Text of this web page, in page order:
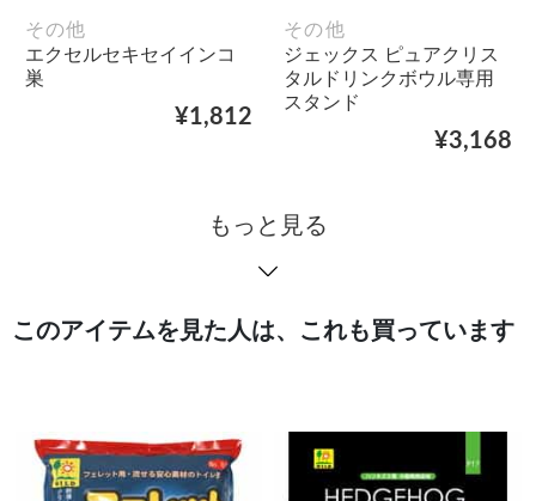
その他
エクセルセキセイインコ
巣
¥1,812
その他
ジェックス ピュアクリス
タルドリンクボウル専用
スタンド
¥3,168
もっと見る
このアイテムを見た人は、これも買っています